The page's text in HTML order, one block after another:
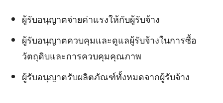
ผู้รับอนุญาตจ่ายค่าแรงให้กับผู้รับจ้าง
ผู้รับอนุญาตควบคุมและดูแลผู้รับจ้างในการซื้อ
วัตถุดิบและการควบคุมคุณภาพ
ผู้รับอนุญาตรับผลิตภัณฑ์ทั้งหมดจากผู้รับจ้าง